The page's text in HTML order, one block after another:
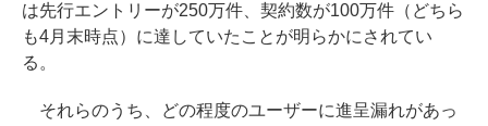
は先行エントリーが250万件、契約数が100万件（どちら
も4月末時点）に達していたことが明らかにされてい
る。
それらのうち、どの程度のユーザーに進呈漏れがあっ